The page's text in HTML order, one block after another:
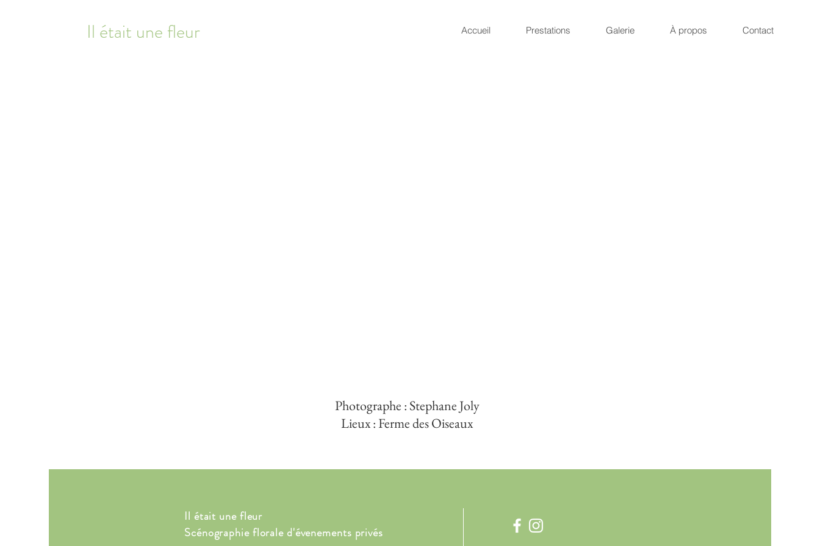
Il était une fleur Accueil Prestations Galerie À propos Contact
Photographe : Stephane Joly
Lieux : Ferme des Oiseaux
Il était une fleur
Scénographie florale d'évenements privés